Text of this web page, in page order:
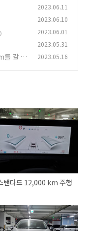
2023.06.11
2023.06.10
2023.06.01
2023.05.31
를 갈 수
2023.05.16
탠다드 12,000 km 주행